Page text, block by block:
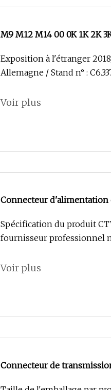
M9 M12 M14 00 0K 1K 2K
Exposition à l'étranger
Allemagne / Stand n° :
Voir plus
Connecteur d'alimentation
Spécification du produit
fournisseur professionnel
Voir plus
Connecteur de